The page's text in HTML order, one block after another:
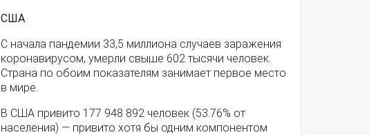
США
С начала пандемии 33,5 миллиона случаев заражения
коронавирусом, умерли свыше 602 тысячи человек.
Страна по обоим показателям занимает первое место
в мире.
В США привито 177 948 892 человек (53.76% от
населения) — привито хотя бы одним компонентом